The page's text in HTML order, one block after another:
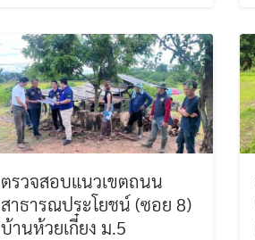
Search
ตรวจสอบแนวเขตถนน
สาธารณประโยชน์ (ซอย 8)
บ้านห้วยเกี๋ยง ม.5